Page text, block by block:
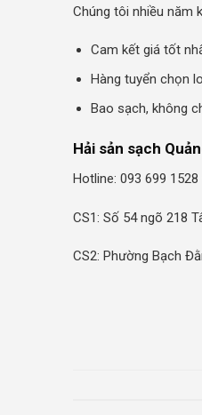
Chúng tôi nhiều năm
Cam kết giá tốt
Hàng tuyển chọn
Bao sạch, không
Hải sản sạch
Hotline: 093 699
CS1: Số 54 ngõ 218
CS2: Phường Bạch